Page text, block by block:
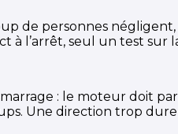
de personnes
à l’arrêt, seul un test
: le moteur doit
Une direction trop